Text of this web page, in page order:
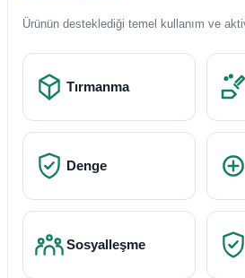
Ürünün desteklediği temel kullanım ve
Tırmanma
Denge
Sosyalleşme